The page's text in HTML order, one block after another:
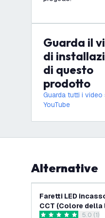
Guarda il video
di
di questo
prodotto
Guarda tutti i video
YouTube
Alternative
Faretti LED
CCT (Colore
- 5W/7W - IP65 -
apri il5.0 (1)